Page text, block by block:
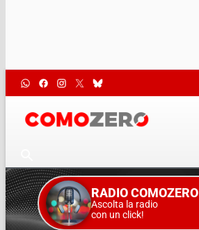
RADIO COMOZERO
Ascolta la radio
con un click!